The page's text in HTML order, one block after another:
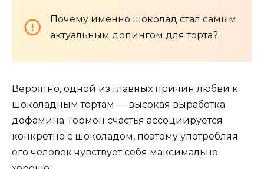
Почему именно шоколад стал самым
актуальным допингом для торта?
Вероятно, одной из главных причин любви к
шоколадным тортам — высокая выработка
дофамина. Гормон счастья ассоциируется
конкретно с шоколадом, поэтому употребляя
его человек чувствует себя максимально